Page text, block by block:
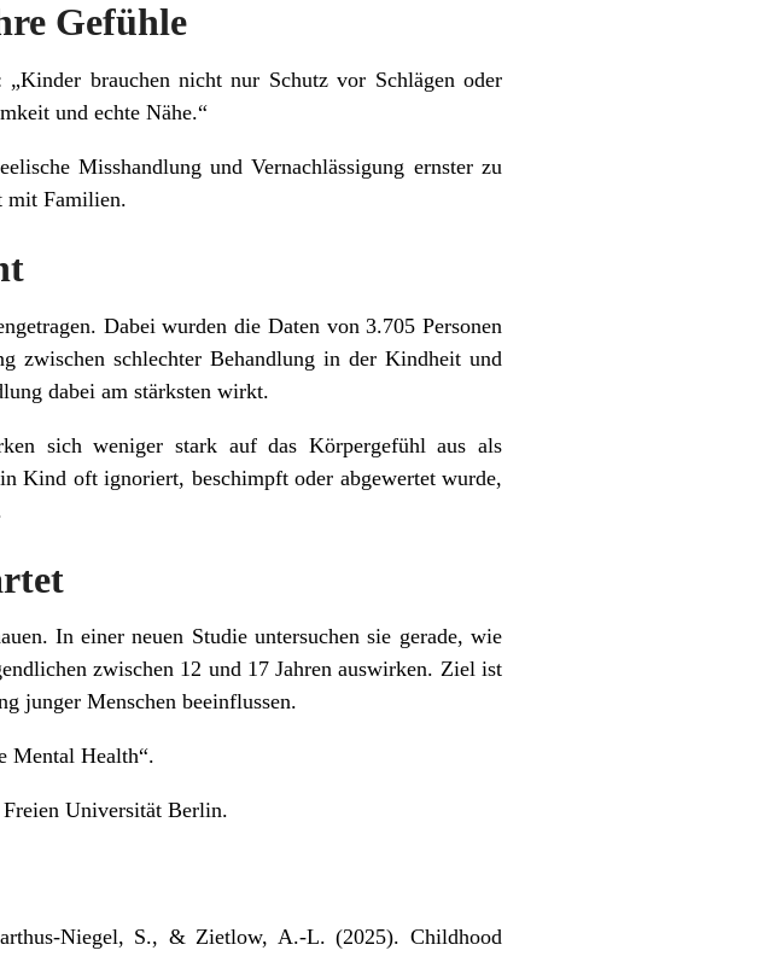
Gefühle
brauchen nicht nur Schutz vor Schlägen oder
und echte Nähe.“
Misshandlung und Vernachlässigung ernster zu
mit Familien.
Dabei wurden die Daten von 3.705 Personen
zwischen schlechter Behandlung in der Kindheit und
dabei am stärksten wirkt.
sich weniger stark auf das Körpergefühl aus als
Kind oft ignoriert, beschimpft oder abgewertet wurde,
In einer neuen Studie untersuchen sie gerade, wie
zwischen 12 und 17 Jahren auswirken. Ziel ist
junger Menschen beeinflussen.
Mental Health“.
Universität Berlin.
Niegel, S., & Zietlow, A.-L. (2025). Childhood